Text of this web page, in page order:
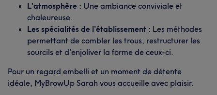
L’atmosphère : Une ambiance conviviale et
chaleureuse.
Les spécialités de l’établissement : Les méthodes
permettant de combler les trous, restructurer les
sourcils et d'enjoliver la forme de ceux-ci.
Pour un regard embelli et un moment de détente
idéale, MyBrowUp Sarah vous accueille avec plaisir.